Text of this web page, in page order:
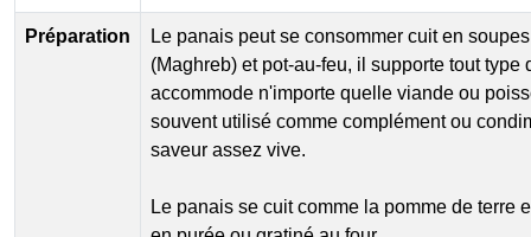
Préparation
Le panais peut se consommer cuit en
(Maghreb) et pot-au-feu, il supporte tout type
accommode n'importe quelle viande ou
souvent utilisé comme complément ou
saveur assez vive.
Le panais se cuit comme la pomme de terre